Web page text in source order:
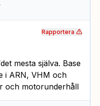
mesta själva. Base
i ARN, VHM och
och motorunderhåll
Rapportera